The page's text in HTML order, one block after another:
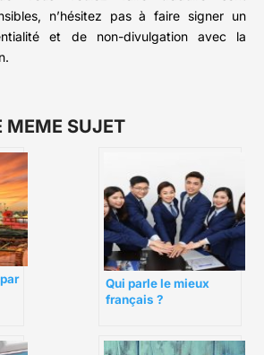
n’hésitez pas à faire signer un
et de non-divulgation avec la
MEME SUJET
Qui parle le mieux
français ?